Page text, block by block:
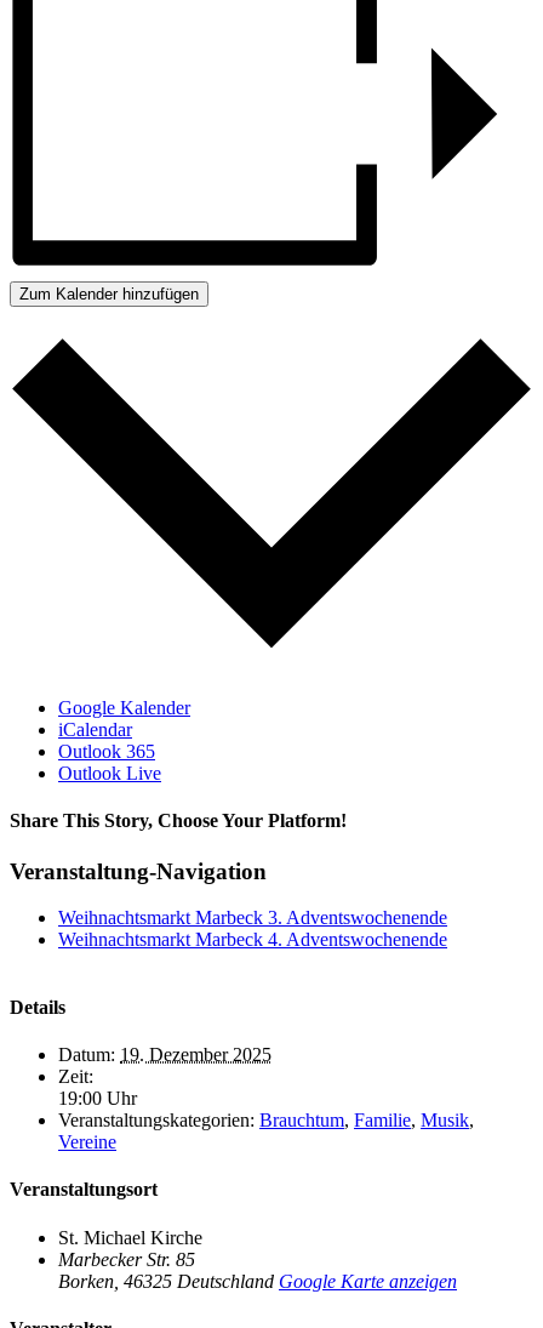
Zum Kalender hinzufügen
Google Kalender
iCalendar
Outlook 365
Outlook Live
Share This Story, Choose Your Platform!
Facebook
X
Bluesky
Reddit
LinkedIn
WhatsApp
Telegram
Tumblr
Xing
Email
Copy
Veranstaltung-Navigation
Weihnachtsmarkt Marbeck 3. Adventswochenende
Weihnachtsmarkt Marbeck 4. Adventswochenende
Details
Datum: 19. Dezember 2025
Zeit:
19:00 Uhr
Veranstaltungskategorien: Brauchtum, Familie, Musik,
Vereine
Veranstaltungsort
St. Michael Kirche
Marbecker Str. 85
Borken 46325 Deutschland Google Karte anzeigen